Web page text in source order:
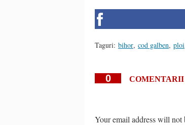
Taguri: bihor, cod galben, ploi
0 COMENTARII
Your email address will not